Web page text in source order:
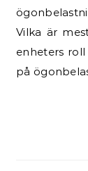
Vilka är
enheters
på